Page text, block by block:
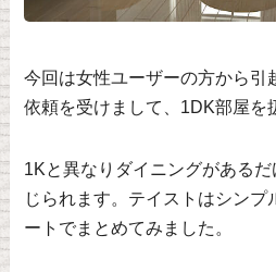
今回は女性ユーザーの方から引
依頼を受けまして、1DK部屋を
1Kと異なりダイニングがある
じられます。テイストはシンプ
ートでまとめてみました。